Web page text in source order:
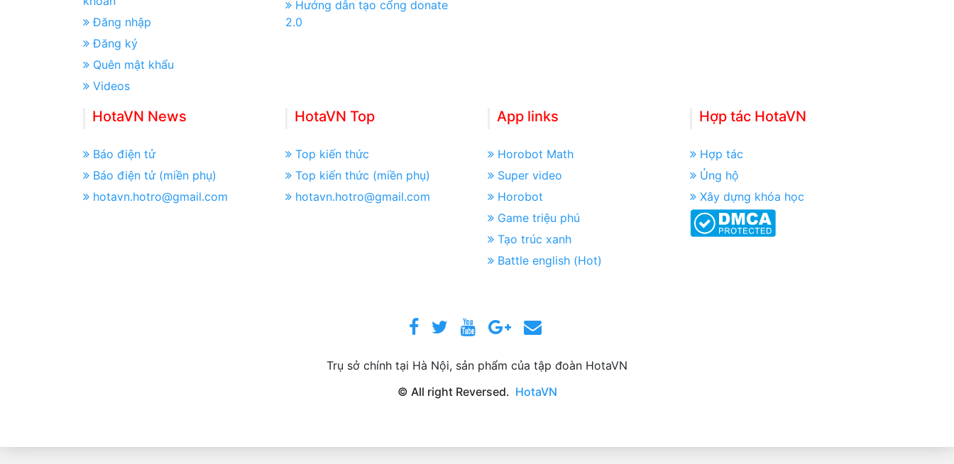
Đăng nhập
Đăng ký
Quên mật khẩu
Videos
Hướng dẫn tạo cổng donate
2.0
HotaVN News
Báo điện tử
Báo điện tử (miền phụ)
hotavn.hotro@gmail.com
HotaVN Top
Top kiến thức
Top kiến thức (miền phụ)
hotavn.hotro@gmail.com
App links
Horobot Math
Super video
Horobot
Game triệu phú
Tạo trúc xanh
Battle english (Hot)
Hợp tác HotaVN
Hợp tác
Ủng hộ
Xây dựng khóa học
Trụ sở chính tại Hà Nội, sản phẩm của tập đoàn HotaVN
© All right Reversed. HotaVN